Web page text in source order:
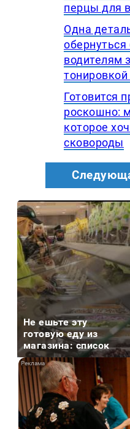
перцы для
Одна
обернуться
водителям
Готовится
роскошно:
которое
сковороды
Не ешьте эту
готовую еду из
магазина: список